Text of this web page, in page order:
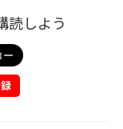
読しよう